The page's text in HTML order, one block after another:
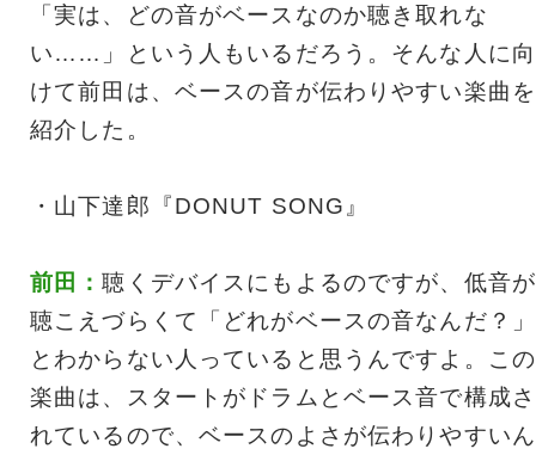
「実は、どの音がベースなのか聴き取れな
い……」という人もいるだろう。そんな人に向
けて前田は、ベースの音が伝わりやすい楽曲を
紹介した。
・山下達郎『DONUT SONG』
前田：聴くデバイスにもよるのですが、低音が
聴こえづらくて「どれがベースの音なんだ？」
とわからない人っていると思うんですよ。この
楽曲は、スタートがドラムとベース音で構成さ
れているので、ベースのよさが伝わりやすいん